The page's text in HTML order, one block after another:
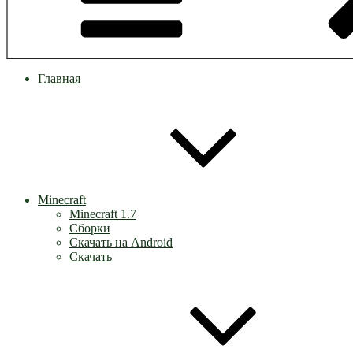
Главная
Minecraft
Minecraft 1.7
Сборки
Скачать на Android
Скачать